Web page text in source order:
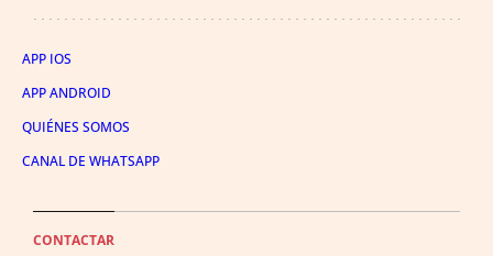
APP IOS
APP ANDROID
QUIÉNES SOMOS
CANAL DE WHATSAPP
CONTACTAR